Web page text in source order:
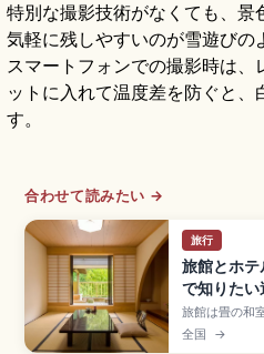
特別な撮影技術がなくても、景
気軽に残しやすいのが雪遊びの
スマートフォンでの撮影時は
ットに入れて温度差を防ぐと、
す。
合わせて読みたい →
旅行
旅館とホテ
で知りたい
旅館は畳の和
らしい滞在体
立地と客室タ
全国 →